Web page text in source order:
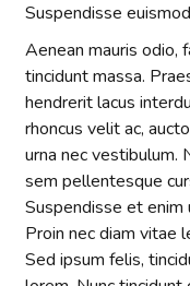
Suspendisse
Aenean mauris odio,
tincidunt massa.
hendrerit lacus
rhoncus velit ac,
urna nec vestibulum.
sem pellentesque
Suspendisse et enim
Proin nec diam vitae
Sed ipsum felis,